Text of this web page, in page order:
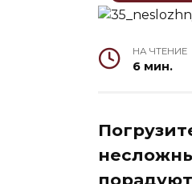
НА ЧТЕНИЕ
6 мин.